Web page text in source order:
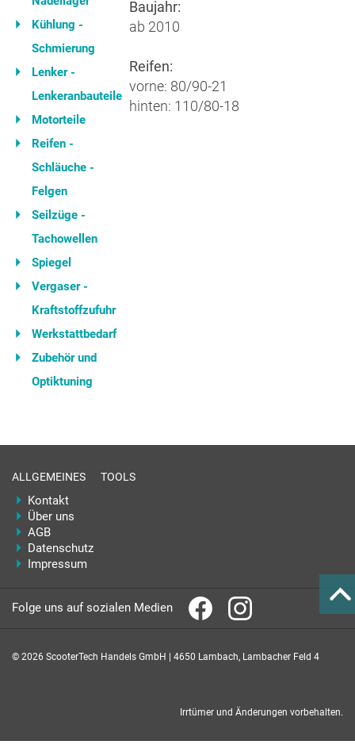
Kühlung -
Schmierung
Lenker -
Lenkeranbauteile
Motorteile
Reifen -
Schläuche -
Felgen
Seilzüge -
Tachowellen
Spiegel
Vergaser -
Kraftstoffzufuhr
Werkstattbedarf
Zubehör und
Optiktuning
Baujahr:
ab 2010
Reifen:
vorne: 80/90-21
hinten: 110/80-18
ALLGEMEINES
Kontakt
Über uns
AGB
Datenschutz
Impressum
TOOLS
Folge uns auf sozialen Medien
© 2026 ScooterTech Handels GmbH | 4650 Lambach, Lambacher Feld 4
Irrtümer und Änderungen vorbehalten.